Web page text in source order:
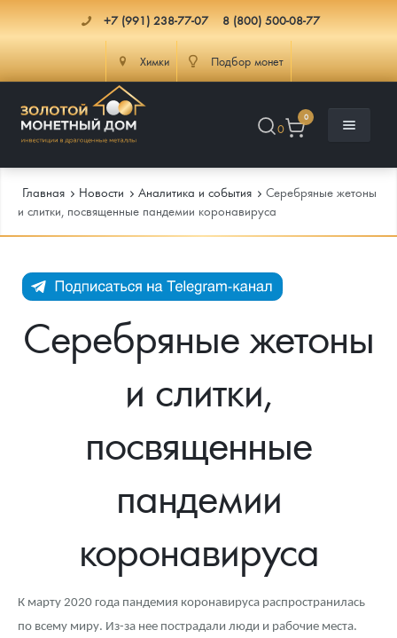
+7 (991) 238-77-07 8 (800) 500-08-77
Химки Подбор монет
0
0
Каталог Монет
Инвестиционные монеты
Памятные монеты России и СССР
Монеты Царской России
Монеты стран мира после 1950г
Монеты и жетоны ЗМД
Георгий Победоносец
Аксессуары
Гарри Поттер
Инфо
Как сделать заказ
Памятка для работы с монетами из драгметаллов
Условия возврата
Доставка
Аналитика и события
Итоги 2025 года. Прогноз курсов золота, серебра, платины на
Скупка слитков
Наши преимущества
Письмо директору
Главная Новости Аналитика и события
Серебряные жетоны
и слитки, посвященные пандемии коронавируса
Серебряные жетоны
и слитки,
посвященные
пандемии
коронавируса
К марту 2020 года пандемия коронавируса распространилась
по всему миру. Из-за нее пострадали люди и рабочие места.